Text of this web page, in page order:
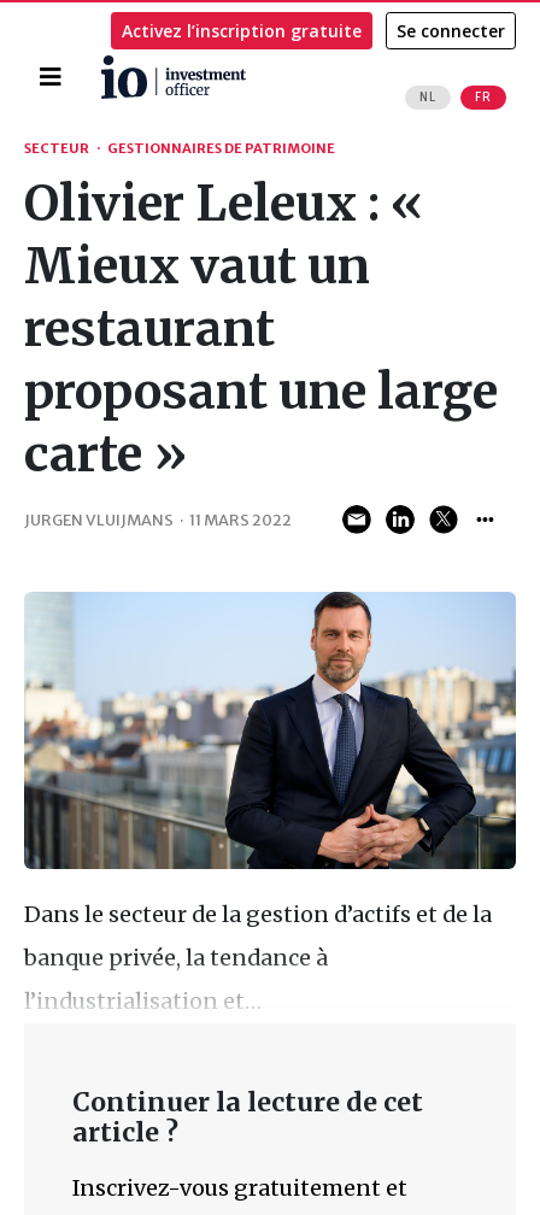
Accueil
NL FR
Activez l’inscription gratuite Se connecter
Rechercher
SECTEUR · GESTIONNAIRES DE PATRIMOINE
Olivier Leleux : «
Mieux vaut un
restaurant
proposant une large
carte »
JURGEN VLUIJMANS · 11 MARS 2022
Dans le secteur de la gestion d’actifs et de la
banque privée, la tendance à
l’industrialisation et…
Continuer la lecture de cet
article ?
Inscrivez-vous gratuitement et